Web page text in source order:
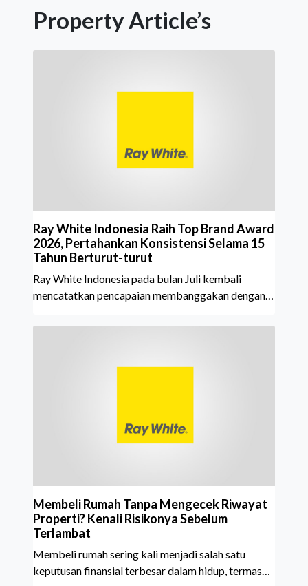
Property Article’s
Ray White Indonesia Raih Top Brand Award
2026, Pertahankan Konsistensi Selama 15
Tahun Berturut-turut
Ray White Indonesia pada bulan Juli kembali
mencatatkan pencapaian membanggakan dengan
Property Agent. Penghargaan ini menjadi semakin
White Indonesia. Top Brand Award m
Membeli Rumah Tanpa Mengecek Riwayat
Properti? Kenali Risikonya Sebelum
Terlambat
Membeli rumah sering kali menjadi salah satu
keputusan finansial terbesar dalam hidup, termasuk